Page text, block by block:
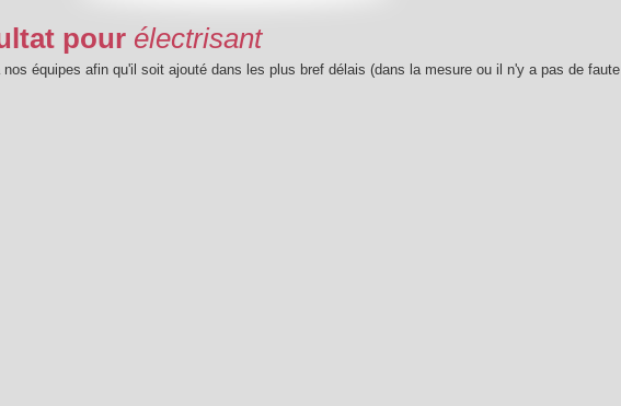
pour électrisant
équipes afin qu'il soit ajouté dans les plus bref délais (dans la mesure ou il n'y a pas de faute